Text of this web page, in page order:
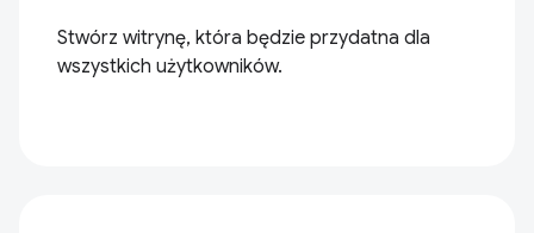
Stwórz witrynę, która będzie przydatna dla
wszystkich użytkowników.